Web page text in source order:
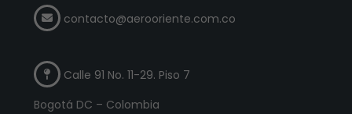
contacto@aerooriente.com.co
Calle 91 No. 11-29. Piso 7
Bogotá DC – Colombia